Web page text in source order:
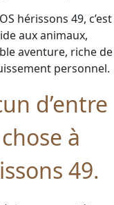
hérissons 49, c’est
aux animaux,
aventure, riche de
personnel.
d’entre
à
49.